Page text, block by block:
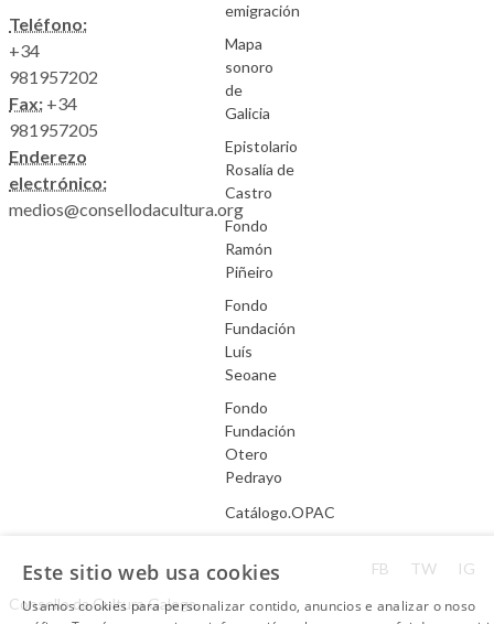
Teléfono:
+34
981957202
Fax: +34
981957205
Enderezo
electrónico:
medios@consellodacultura.org
emigración
Mapa
sonoro
de
Galicia
Epistolario
Rosalía de
Castro
Fondo
Ramón
Piñeiro
Fondo
Fundación
Luís
Seoane
Fondo
Fundación
Otero
Pedrayo
Catálogo.OPAC
Aviso Legal
Consello da Cultura Galega.
FB TW IG
Este sitio web usa cookies
Usamos cookies para personalizar contido, anuncios e analizar o noso